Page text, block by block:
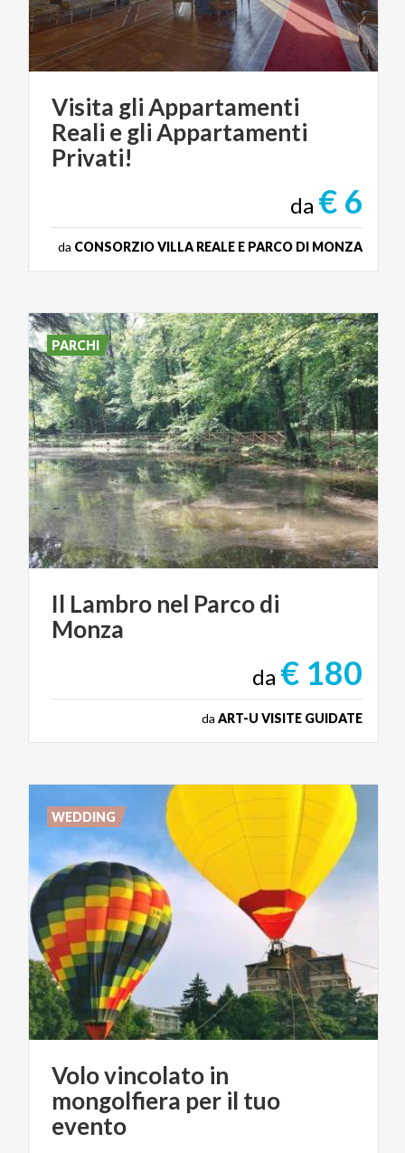
Visita gli Appartamenti
Reali e gli Appartamenti
Privati!
da € 6
da CONSORZIO VILLA REALE E PARCO DI MONZA
Il Lambro nel Parcodi
Monza
da € 180
da ART-U VISITE GUIDATE
PARCHI
Volo vincolato in
mongolfiera per il tuo
evento
WEDDING